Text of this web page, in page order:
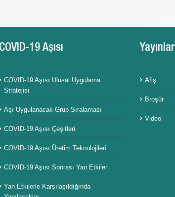
COVID-19 Aşısı
COVID-19 Aşısı Ulusal Uygulama
Stratejisi
Aşı Uygulanacak Grup Sıralaması
COVID-19 Aşısı Çeşitleri
COVID-19 Aşısı Üretim Teknolojileri
COVID-19 Aşısı Sonrası Yan Etkiler
Yan Etkilerle Karşılaşıldığında
Yayınlar
Afiş
Broşür
Video